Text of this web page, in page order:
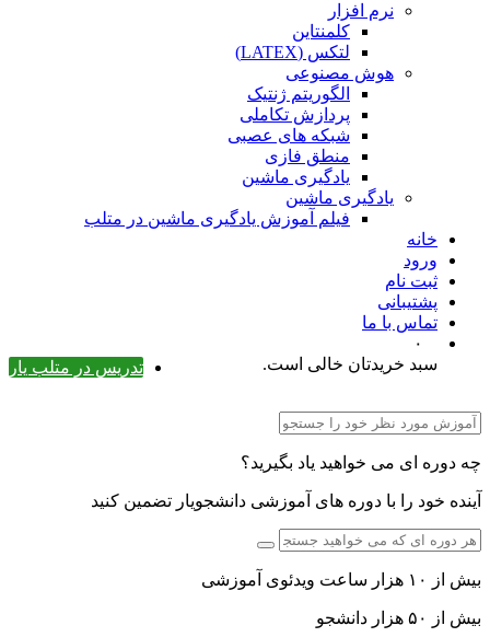
نرم افزار
کلمنتاین
لتکس (LATEX)
هوش مصنوعی
الگوریتم ژنتیک
پردازش تکاملی
شبکه های عصبی
منطق فازی
یادگیری ماشین
یادگیری ماشین
فیلم آموزش یادگیری ماشین در متلب
خانه
ورود
ثبت نام
پشتیبانی
تماس با ما
۰
تدریس در متلب یار
سبد خریدتان خالی است.
چه دوره ای می خواهید یاد بگیرید؟
آینده خود را با دوره های آموزشی دانشجویار تضمین کنید
بیش از ۱۰ هزار ساعت ویدئوی آموزشی
بیش از ۵۰ هزار دانشجو